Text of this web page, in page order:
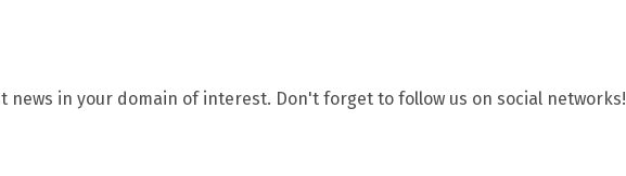
in your domain of interest. Don't forget to follow us on social networks!